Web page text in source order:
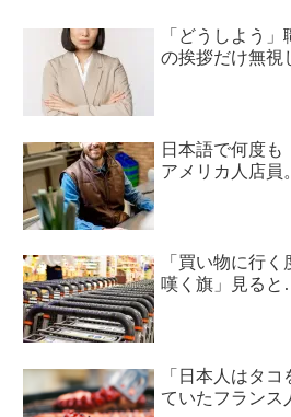
「どうしよう
の挨拶だけ無
日本語で何度も
アメリカ人店
「買い物に行
嘆く旗」見る
「日本人はタ
ていたフランス